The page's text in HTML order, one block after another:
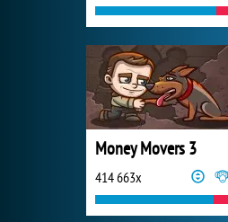
Money Movers 3
414 663x